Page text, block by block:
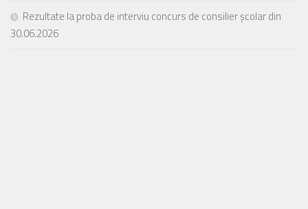
Rezultate la proba de interviu concurs de consilier școlar din
30.06.2026